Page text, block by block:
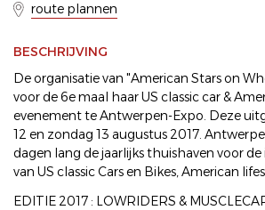
route plannen
BESCHRIJVING
De organisatie van "American Stars on
voor de 6e maal haar US classic car &
evenement te Antwerpen-Expo. Deze
12 en zondag 13 augustus 2017.
dagen lang de jaarlijks thuishaven voor
van US classic Cars en Bikes, American
EDITIE 2017 : LOWRIDERS &